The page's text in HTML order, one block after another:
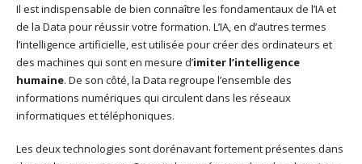
Il est indispensable de bien connaître les fondamentaux de l’IA et
de la Data pour réussir votre formation. L’IA, en d’autres termes
l’intelligence artificielle, est utilisée pour créer des ordinateurs et
des machines qui sont en mesure d’imiter l’intelligence
humaine. De son côté, la Data regroupe l’ensemble des
informations numériques qui circulent dans les réseaux
informatiques et téléphoniques.
Les deux technologies sont dorénavant fortement présentes dans